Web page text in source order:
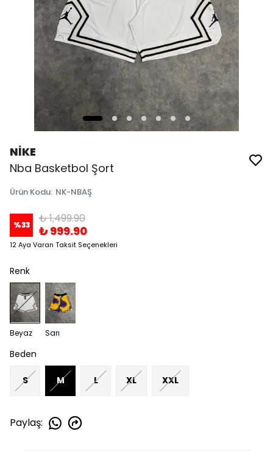
NİKE
Nba Basketbol Şort
Ürün Kodu: NK-NBAŞ
%33 ₺ 1,499.90
₺ 999.90
12 Aya Varan Taksit Seçenekleri
Renk
Beyaz Sarı
Beden
S M L XL XXL
Paylaş: